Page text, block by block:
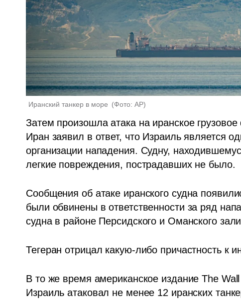
Иранский танкер в море (Фото: AP)
Затем произошла атака на иранское
Иран заявил в ответ, что Израиль является
организации нападения. Судну,
легкие повреждения, пострадавших не было.
Сообщения об атаке иранского судна
были обвинены в ответственности за ряд
судна в районе Персидского и Оманского
Тегеран отрицал какую-либо причастность к
В то же время американское издание The
Израиль атаковал не менее 12 иранских